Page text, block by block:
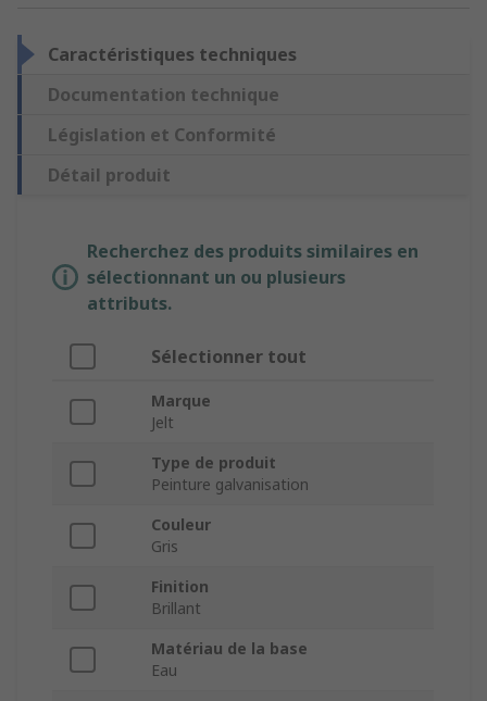
Caractéristiques techniques
Documentation technique
Législation et Conformité
Détail produit
Recherchez des produits similaires en
sélectionnant un ou plusieurs
attributs.
Sélectionner tout
Marque
Jelt
Type de produit
Peinture galvanisation
Couleur
Gris
Finition
Brillant
Matériau de la base
Eau